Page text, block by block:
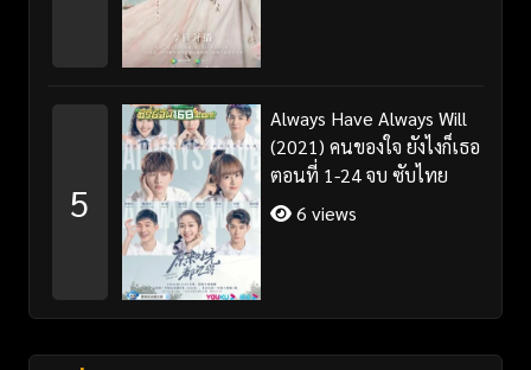
5
Always Have Always Will
(2021) คนของใจ ยังไงก็เธอ
ตอนที่ 1-24 จบ ซับไทย
6 views